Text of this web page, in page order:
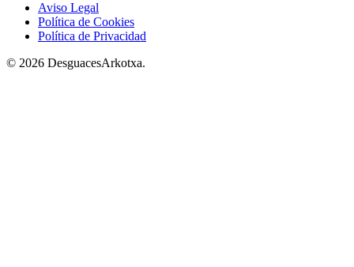
Aviso Legal
Política de Cookies
Política de Privacidad
© 2026 DesguacesArkotxa.